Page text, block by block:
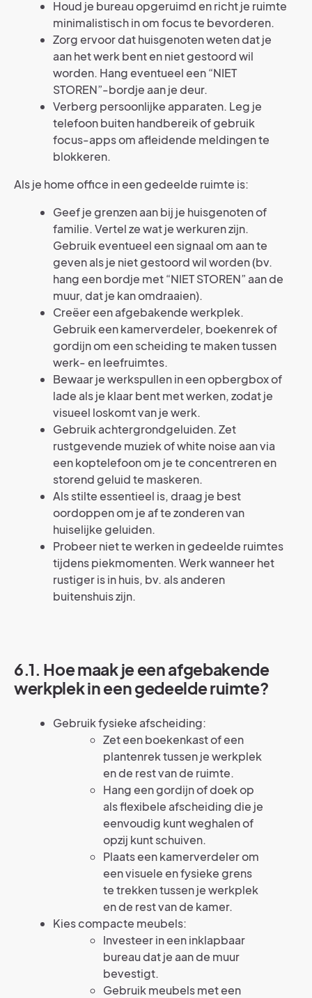
Houd je bureau opgeruimd en richt je ruimte
minimalistisch in om focus te bevorderen.
Zorg ervoor dat huisgenoten weten dat je
aan het werk bent en niet gestoord wil
worden. Hang eventueel een “NIET
STOREN”-bordje aan je deur.
Verberg persoonlijke apparaten. Leg je
telefoon buiten handbereik of gebruik
focus-apps om afleidende meldingen te
blokkeren.
Als je home office in een gedeelde ruimte is:
Geef je grenzen aan bij je huisgenoten of
familie. Vertel ze wat je werkuren zijn.
Gebruik eventueel een signaal om aan te
geven als je niet gestoord wil worden (bv.
hang een bordje met “NIET STOREN” aan de
muur, dat je kan omdraaien).
Creëer een afgebakende werkplek.
Gebruik een kamerverdeler, boekenrek of
gordijn om een scheiding te maken tussen
werk- en leefruimtes.
Bewaar je werkspullen in een opbergbox of
lade als je klaar bent met werken, zodat je
visueel loskomt van je werk.
Gebruik achtergrondgeluiden. Zet
rustgevende muziek of white noise aan via
een koptelefoon om je te concentreren en
storend geluid te maskeren.
Als stilte essentieel is, draag je best
oordoppen om je af te zonderen van
huiselijke geluiden.
Probeer niet te werken in gedeelde ruimtes
tijdens piekmomenten. Werk wanneer het
rustiger is in huis, bv. als anderen
buitenshuis zijn.
6.1. Hoe maak je een afgebakende
werkplek in een gedeelde ruimte?
Gebruik fysieke afscheiding:
Zet een boekenkast of een
plantenrek tussen je werkplek
en de rest van de ruimte.
Hang een gordijn of doek op
als flexibele afscheiding die je
eenvoudig kunt weghalen of
opzij kunt schuiven.
Plaats een kamerverdeler om
een visuele en fysieke grens
te trekken tussen je werkplek
en de rest van de kamer.
Kies compacte meubels:
Investeer in een inklapbaar
bureau dat je aan de muur
bevestigt.
Gebruik meubels met een